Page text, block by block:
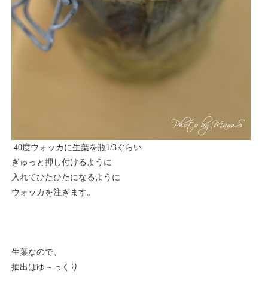
40度ウォッカに生葉を瓶1/3ぐらい
ぎゅっと押し付けるように
入れてひたひたになるように
ウォッカを注ぎます。
生葉なので、
抽出はゆ～っくり